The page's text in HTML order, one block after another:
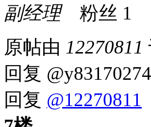
副经理粉丝 1
原帖由 12270811
回复
回复 @12270811